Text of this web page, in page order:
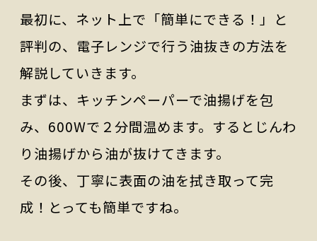
最初に、ネット上で「簡単にできる！」と
評判の、電子レンジで行う油抜きの方法を
解説していきます。
まずは、キッチンペーパーで油揚げを包
み、600Wで２分間温めます。するとじんわ
り油揚げから油が抜けてきます。
その後、丁寧に表面の油を拭き取って完
成！とっても簡単ですね。